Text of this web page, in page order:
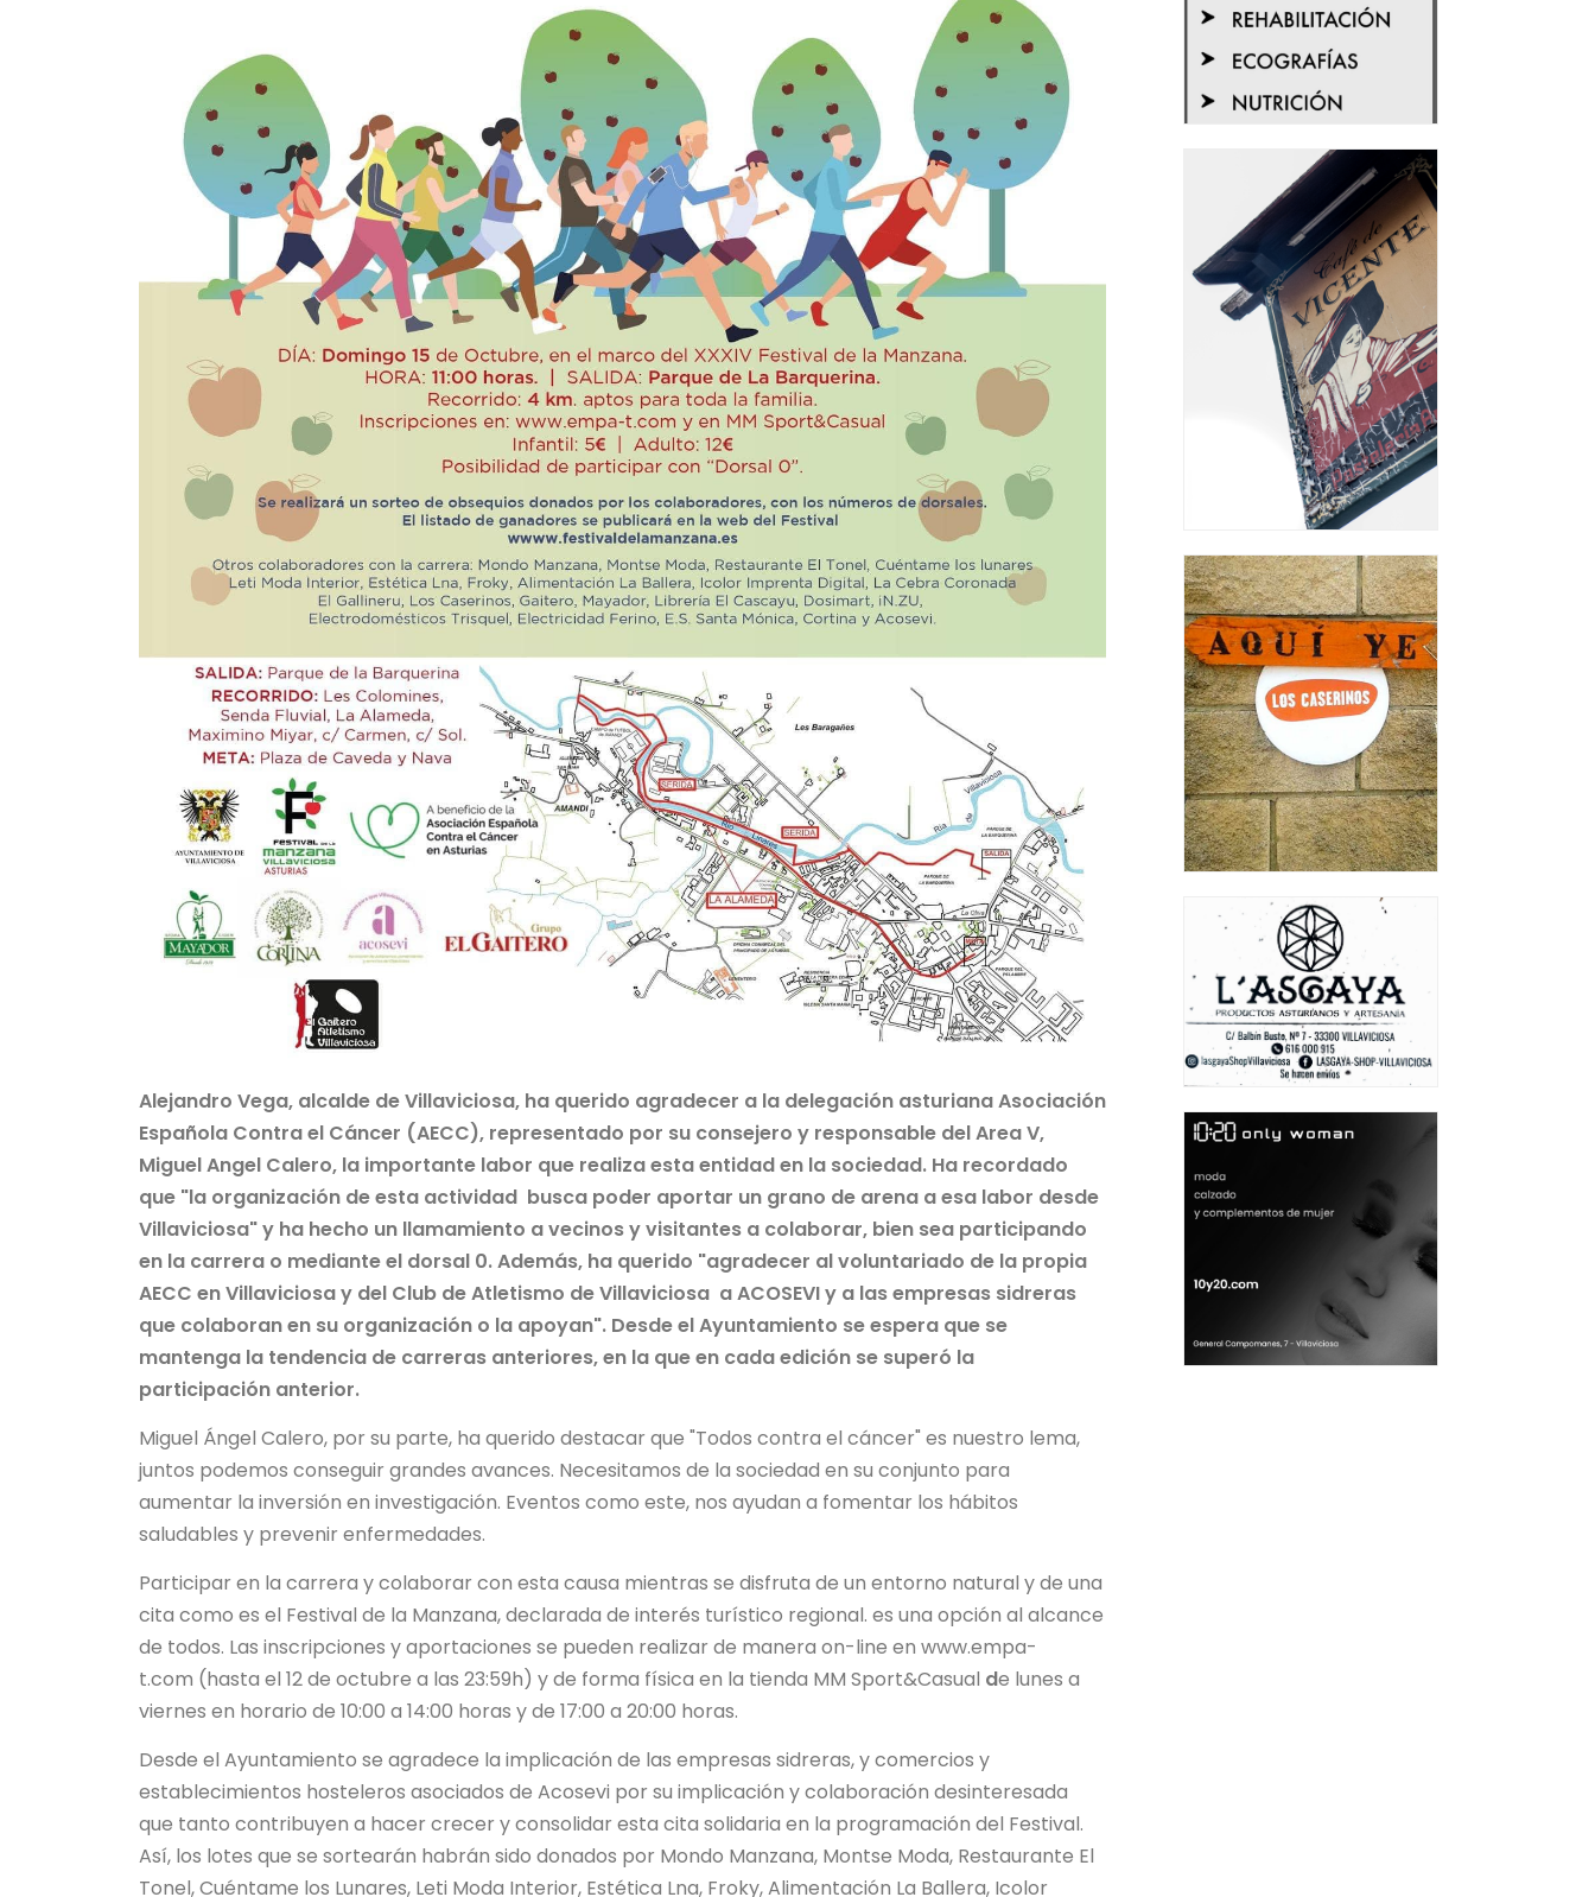
Alejandro Vega, alcalde de Villaviciosa, ha querido agradecer a la delegación asturiana Asociación
Española Contra el Cáncer (AECC), representado por su consejero y responsable del Area V,
Miguel Angel Calero, la importante labor que realiza esta entidad en la sociedad. Ha recordado
que "la organización de esta actividad busca poder aportar un grano de arena a esa labor desde
Villaviciosa" y ha hecho un llamamiento a vecinos y visitantes a colaborar, bien sea participando
en la carrera o mediante el dorsal 0. Además, ha querido "agradecer al voluntariado de la propia
AECC en Villaviciosa y del Club de Atletismo de Villaviciosa a ACOSEVI y a las empresas sidreras
que colaboran en su organización o la apoyan". Desde el Ayuntamiento se espera que se
mantenga la tendencia de carreras anteriores, en la que en cada edición se superó la
participación anterior.
Miguel Ángel Calero, por su parte, ha querido destacar que "Todos contra el cáncer" es nuestro lema,
juntos podemos conseguir grandes avances. Necesitamos de la sociedad en su conjunto para
aumentar la inversión en investigación. Eventos como este, nos ayudan a fomentar los hábitos
saludables y prevenir enfermedades.
Participar en la carrera y colaborar con esta causa mientras se disfruta de un entorno natural y de una
cita como es el Festival de la Manzana, declarada de interés turístico regional. es una opción al alcance
de todos. Las inscripciones y aportaciones se pueden realizar de manera on-line en www.empa-
t.com (hasta el 12 de octubre a las 23:59h) y de forma física en la tienda MM Sport&Casual de lunes a
viernes en horario de 10:00 a 14:00 horas y de 17:00 a 20:00 horas.
Desde el Ayuntamiento se agradece la implicación de las empresas sidreras, y comercios y
establecimientos hosteleros asociados de Acosevi por su implicación y colaboración desinteresada
que tanto contribuyen a hacer crecer y consolidar esta cita solidaria en la programación del Festival.
Así, los lotes que se sortearán habrán sido donados por Mondo Manzana, Montse Moda, Restaurante El
Tonel, Cuéntame los Lunares, Leti Moda Interior, Estética Lna, Froky, Alimentación La Ballera, Icolor